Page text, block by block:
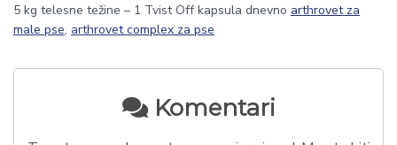
5 kg telesne težine – 1 Tvist Off kapsula dnevno arthrovet za
male pse, arthrovet complex za pse
Komentari